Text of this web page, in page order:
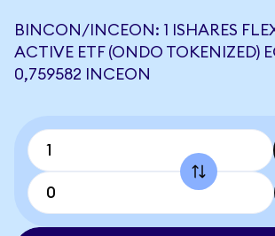
BINCON/INCEON: 1 ISHARES
ACTIVE ETF (ONDO TOKENIZED)
0,759582 INCEON